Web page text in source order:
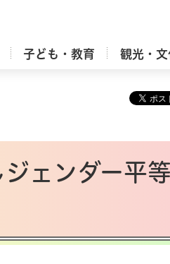
子ども・教育 観光・
ェンダー平